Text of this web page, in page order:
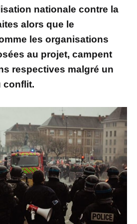
nationale contre la
alors que le
les organisations
au projet, campent
respectives malgré un
conflit.